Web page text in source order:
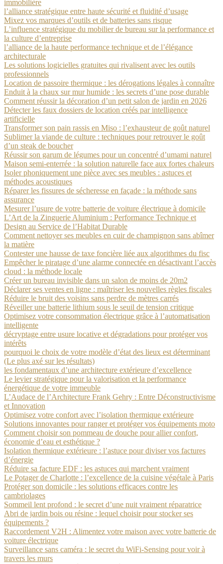
immobilière
l’alliance stratégique entre haute sécurité et fluidité d’usage
Mixez vos marques d’outils et de batteries sans risque
L’influence stratégique du mobilier de bureau sur la performance et
la culture d’entreprise
l’alliance de la haute performance technique et de l’élégance
architecturale
Les solutions logicielles gratuites qui rivalisent avec les outils
professionnels
Location de passoire thermique : les dérogations légales à connaître
Enduit à la chaux sur mur humide : les secrets d’une pose durable
Comment réussir la décoration d’un petit salon de jardin en 2026
Détecter les faux dossiers de location créés par intelligence
artificielle
Transformer son pain rassis en Miso : l’exhausteur de goût naturel
Sublimer la viande de culture : techniques pour retrouver le goût
d’un steak de boucher
Réussir son garum de légumes pour un concentré d’umami naturel
Maison semi-enterrée : la solution naturelle face aux fortes chaleurs
Isoler phoniquement une pièce avec ses meubles : astuces et
méthodes acoustiques
Réparer les fissures de sécheresse en façade : la méthode sans
assurance
Mesurer l’usure de votre batterie de voiture électrique à domicile
L’Art de la Zinguerie Aluminium : Performance Technique et
Design au Service de l’Habitat Durable
Comment nettoyer ses meubles en cuir de champignon sans abîmer
la matière
Contester une hausse de taxe foncière liée aux algorithmes du fisc
Empêcher le piratage d’une alarme connectée en désactivant l’accès
cloud : la méthode locale
Créer un bureau invisible dans un salon de moins de 20m2
Déclarer ses ventes en ligne : maîtriser les nouvelles règles fiscales
Réduire le bruit des voisins sans perdre de mètres carrés
Réveiller une batterie lithium sous le seuil de tension critique
Optimisez votre consommation électrique grâce à l’automatisation
intelligente
décryptage entre usure locative et dégradations pour protéger vos
intérêts
pourquoi le choix de votre modèle d’état des lieux est déterminant
(Le plus axé sur les résultats)
les fondamentaux d’une architecture extérieure d’excellence
Le levier stratégique pour la valorisation et la performance
énergétique de votre immeuble
L’Audace de l’Architecture Frank Gehry : Entre Déconstructivisme
et Innovation
Optimisez votre confort avec l’isolation thermique extérieure
Solutions innovantes pour ranger et protéger vos équipements moto
Comment choisir son pommeau de douche pour allier confort,
économie d’eau et esthétique ?
Isolation thermique extérieure : l’astuce pour diviser vos factures
d’énergie
Réduire sa facture EDF : les astuces qui marchent vraiment
Le Potager de Charlotte : l’excellence de la cuisine végétale à Paris
Protéger son domicile : les solutions efficaces contre les
cambriolages
Sommeil lent profond : le secret d’une nuit vraiment réparatrice
Abri de jardin bois ou résine : lequel choisir pour stocker ses
équipements ?
Raccordement V2H : Alimentez votre maison avec votre batterie de
voiture électrique
Surveillance sans caméra : le secret du WiFi-Sensing pour voir à
travers les murs